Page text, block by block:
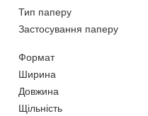
Тип паперу
Застосування паперу
Формат
Ширина
Довжина
Щільність